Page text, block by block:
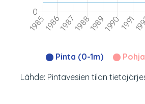
Pinta (0-1m)
Lähde: Pintavesien tilan